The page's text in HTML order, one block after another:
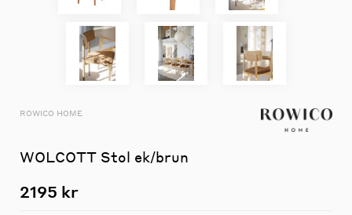
ROWICO HOME
WOLCOTT Stol ek/brun
2195 kr